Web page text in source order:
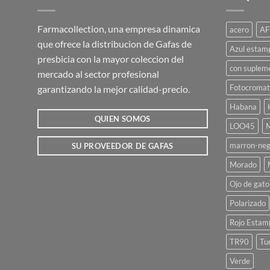
Farmacollection, una empresa dinamica
que ofrece la distribucion de Gafas de
presbicia con la mayor coleccion del
mercado al sector profesional
garantizando la mejor calidad-precio.
QUIEN SOMOS
SU PROVEEDOR DE GAFAS
acero
Azul
con
Habana
LOO45
marron-
Morado
Ojo de gato
Polarizado
Rojo
TR90
Verde